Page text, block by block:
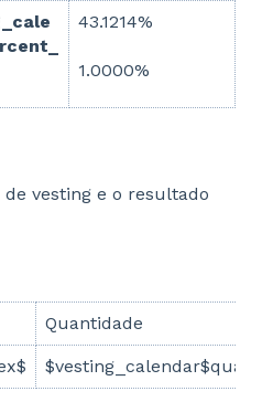
43.1214%
1.0000%
vesting e o resultado
Quantidade